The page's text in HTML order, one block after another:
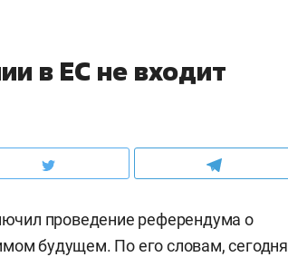
в ЕС не входит
проведение референдума о
будущем. По его словам, сегодня